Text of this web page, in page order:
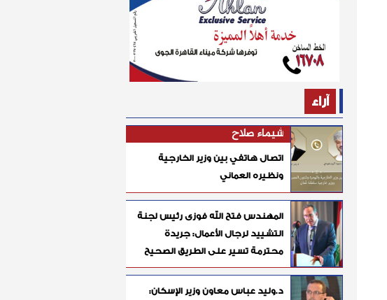
آراء
شيماء صلاح
اتصال هاتفي بين وزير الخارجية
ونظيره العماني
المهندس فتح الله فوزى رئيس لجنة
التشييد لرجال الأعمال: جريدة
محترمة تسير على الطريق الصحيح
د.وليد عباس معاون وزير الإسكان: